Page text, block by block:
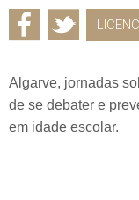
Algarve, jornadas
de se debater e
em idade escolar.